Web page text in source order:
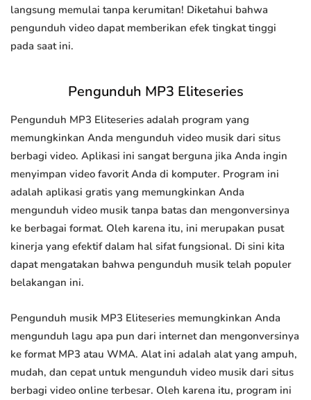
langsung memulai tanpa kerumitan! Diketahui bahwa
pengunduh video dapat memberikan efek tingkat tinggi
pada saat ini.
Pengunduh MP3 Eliteseries
Pengunduh MP3 Eliteseries adalah program yang
memungkinkan Anda mengunduh video musik dari situs
berbagi video. Aplikasi ini sangat berguna jika Anda ingin
menyimpan video favorit Anda di komputer. Program ini
adalah aplikasi gratis yang memungkinkan Anda
mengunduh video musik tanpa batas dan mengonversinya
ke berbagai format. Oleh karena itu, ini merupakan pusat
kinerja yang efektif dalam hal sifat fungsional. Di sini kita
dapat mengatakan bahwa pengunduh musik telah populer
belakangan ini.
Pengunduh musik MP3 Eliteseries memungkinkan Anda
mengunduh lagu apa pun dari internet dan mengonversinya
ke format MP3 atau WMA. Alat ini adalah alat yang ampuh,
mudah, dan cepat untuk mengunduh video musik dari situs
berbagi video online terbesar. Oleh karena itu, program ini